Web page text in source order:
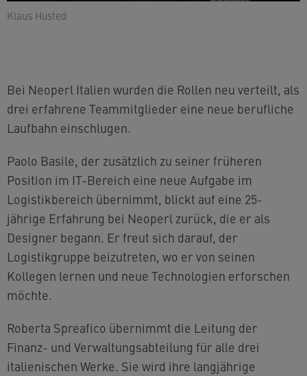
Klaus Husted
Bei Neoperl Italien wurden die Rollen neu verteilt, als
drei erfahrene Teammitglieder eine neue berufliche
Laufbahn einschlugen.
Paolo Basile, der zusätzlich zu seiner früheren
Position im IT-Bereich eine neue Aufgabe im
Logistikbereich übernimmt, blickt auf eine 25-
jährige Erfahrung bei Neoperl zurück, die er als
Designer begann. Er freut sich darauf, der
Logistikgruppe beizutreten, wo er von seinen
Kollegen lernen und neue Technologien erforschen
möchte.
Roberta Spreafico übernimmt die Leitung der
Finanz- und Verwaltungsabteilung für alle drei
italienischen Werke. Sie wird ihre langjährige